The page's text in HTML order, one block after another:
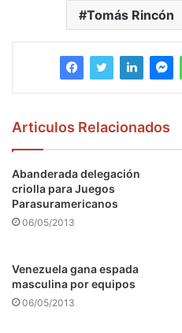
Tomás Rincón
Articulos Relacionados
Abanderada delegación
criolla para Juegos
Parasuramericanos
06/05/2013
Venezuela gana espada
masculina por equipos
06/05/2013